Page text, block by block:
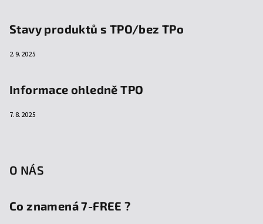
Stavy produktů s TPO/bez TPo
2.9.2025
Informace ohledně TPO
7.8.2025
O NÁS
Co znamená 7-FREE ?